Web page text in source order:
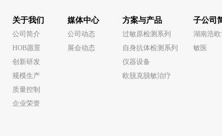
关于我们
公司简介
HOB愿景
创新研发
规模生产
质量控制
企业荣誉
媒体中心
公司动态
展会动态
方案与产品
过敏原检测系列
自身抗体检测系列
仪器设备
欧脱克脱敏治疗
子公司
湖南浩
敏医